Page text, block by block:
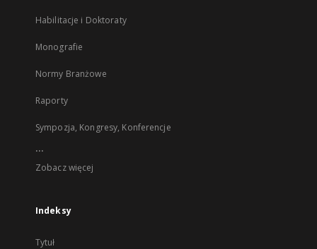
Habilitacje i Doktoraty
Monografie
Normy Branżowe
Raporty
Sympozja, Kongresy, Konferencje
...
Zobacz więcej
Indeksy
Tytuł